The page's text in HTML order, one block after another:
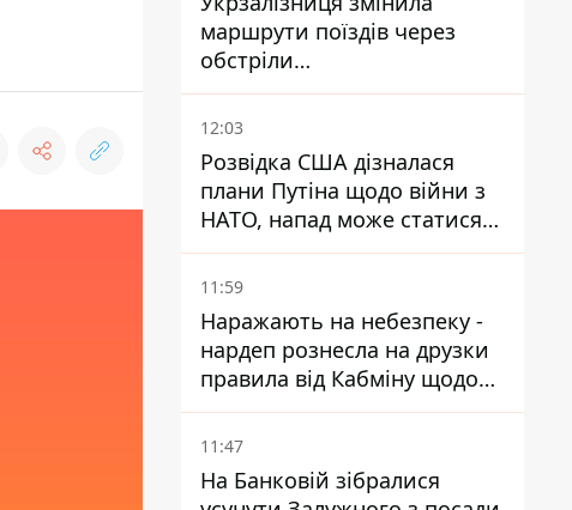
маршрути поїздів через
обстріли
Дніпропетровщини,
Харківщини й Запоріжжя
12:03
Розвідка США дізналася
плани Путіна щодо війни з
НАТО, напад може статися
восени – у WSJ розкрили
деталі
11:59
Наражають на небезпеку -
нардеп рознесла на друзки
правила від Кабміну щодо
зберігання пального
11:47
На Банковій зібралися